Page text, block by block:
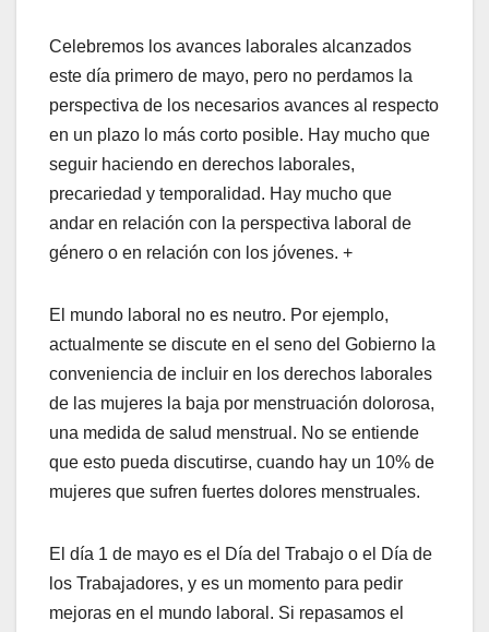
Celebremos los avances laborales alcanzados
este día primero de mayo, pero no perdamos la
perspectiva de los necesarios avances al respecto
en un plazo lo más corto posible. Hay mucho que
seguir haciendo en derechos laborales,
precariedad y temporalidad. Hay mucho que
andar en relación con la perspectiva laboral de
género o en relación con los jóvenes. +
El mundo laboral no es neutro. Por ejemplo,
actualmente se discute en el seno del Gobierno la
conveniencia de incluir en los derechos laborales
de las mujeres la baja por menstruación dolorosa,
una medida de salud menstrual. No se entiende
que esto pueda discutirse, cuando hay un 10% de
mujeres que sufren fuertes dolores menstruales.
El día 1 de mayo es el Día del Trabajo o el Día de
los Trabajadores, y es un momento para pedir
mejoras en el mundo laboral. Si repasamos el